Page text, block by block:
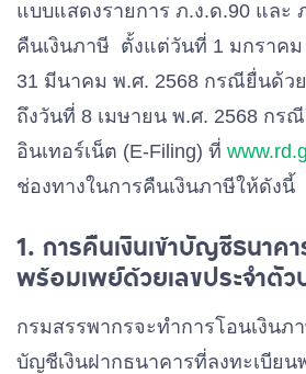
แบบแสดงรายการ ภ.ง.ด.90 และ
คืนเงินภาษี ตั้งแต่วันที่ 1 มกราคม
31 มีนาคม พ.ศ. 2568 กรณียื่นด้ว
ถึงวันที่ 8 เมษายน พ.ศ. 2568 กร
อินเทอร์เน็ต (E-Filing) ที่
ช่องทางในการคืนเงินภาษีให้ดังนี้
1. การคืนเงินเข้าบัญชีธนาค
พร้อมเพย์ด้วยเลขประจำตัว
กรมสรรพากรจะทำการโอนเงินภ
บัญชีเงินฝากธนาคารที่ลงทะเบียน